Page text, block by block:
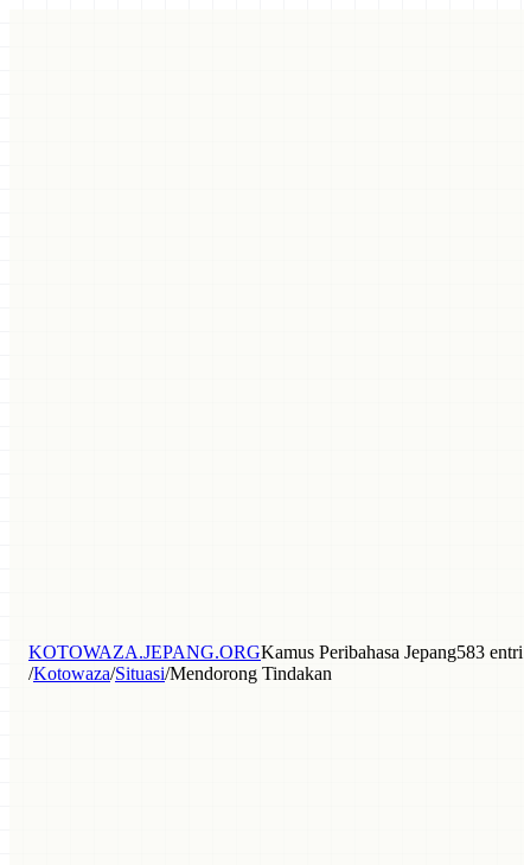
KOTOWAZA.JEPANG.ORGKamus Peribahasa Jepang583 entri
/Kotowaza/Situasi/Mendorong Tindakan